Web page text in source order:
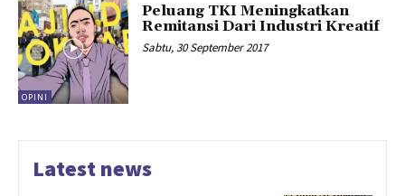
OPINI
Peluang TKI Meningkatkan
Remitansi Dari Industri Kreatif
Sabtu, 30 September 2017
Latest news